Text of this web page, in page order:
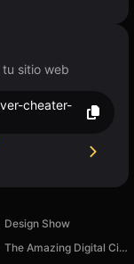
sitio web
cheater-
Design Show
The Amazing Digital Circus: Escape